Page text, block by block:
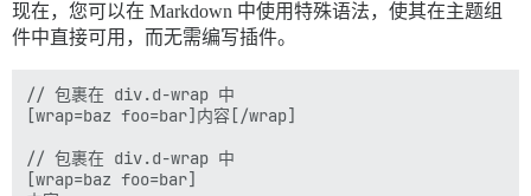
现在，您可以在 Markdown 中使用特殊语法，使其在主题组
件中直接可用，而无需编写插件。
// 包裹在 div.d-wrap 中
[wrap=baz foo=bar]内容[/wrap]
// 包裹在 div.d-wrap 中
[wrap=baz foo=bar]